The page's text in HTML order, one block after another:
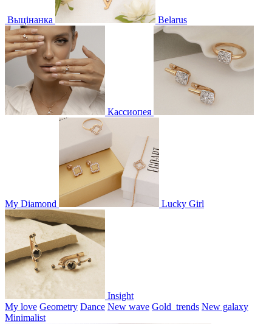
Выцінанка Belarus
Кассиопея
My Diamond Lucky Girl
Insight
My love Geometry Dance New wave Gold_trends New galaxy
Minimalist